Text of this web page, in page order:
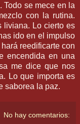
Todo se mece en la
con la rutina.
liviana. Lo cierto es
ido en el impulso
reedificarte con
encendida en una
me dice que nos
Lo que importa es
saborea la paz.
No hay comentarios: